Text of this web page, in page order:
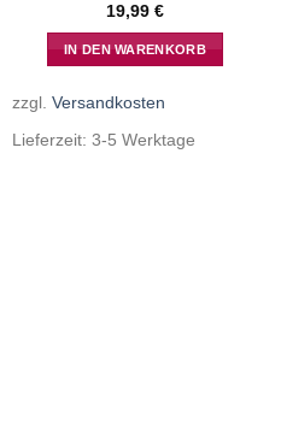
19,99 €
IN DEN WARENKORB
zzgl. Versandkosten
Lieferzeit: 3-5 Werktage